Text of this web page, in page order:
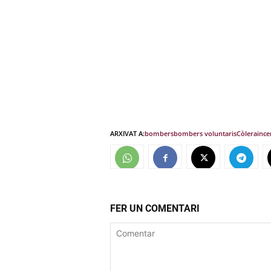
ARXIVAT A:bombersbombers voluntarisCòlera
FER UN COMENTARI